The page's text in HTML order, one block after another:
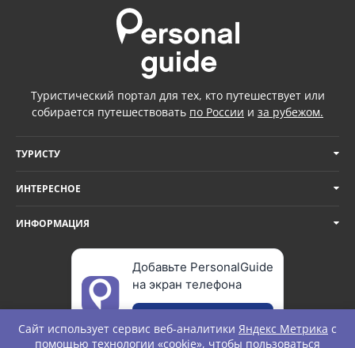
Туристический портал для тех, кто путешествует или
собирается путешествовать по России и за рубежом.
ТУРИСТУ
ИНТЕРЕСНОЕ
ИНФОРМАЦИЯ
Добавьте PersonalGuide
на экран телефона
Сайт использует сервис веб-аналитики Яндекс Метрика с
помощью технологии «cookie», чтобы пользоваться